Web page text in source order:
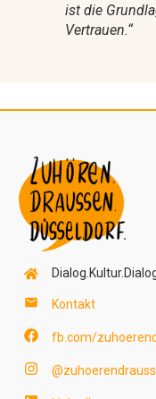
ist die
Vertrauen.“
Kontakt
fb.com/